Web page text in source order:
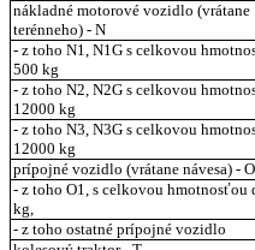
nákladné motorové vozidlo (vrátane
terénneho) - N
- z toho N1, N1G s celkovou
500 kg
- z toho N2, N2G s celkovou
12000 kg
- z toho N3, N3G s celkovou
12000 kg
prípojné vozidlo (vrátane návesa) - O
- z toho O1, s celkovou hmotnosťou
kg,
- z toho ostatné prípojné vozidlo